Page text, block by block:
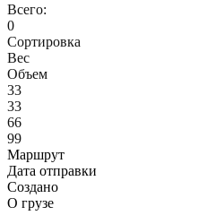
Всего:
0
Сортировка
Вес
Объем
33
33
66
99
Маршрут
Дата отправки
Создано
О грузе